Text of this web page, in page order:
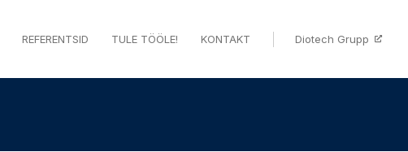
REFERENTSID TULE TÖÖLE! KONTAKT Diotech Grupp